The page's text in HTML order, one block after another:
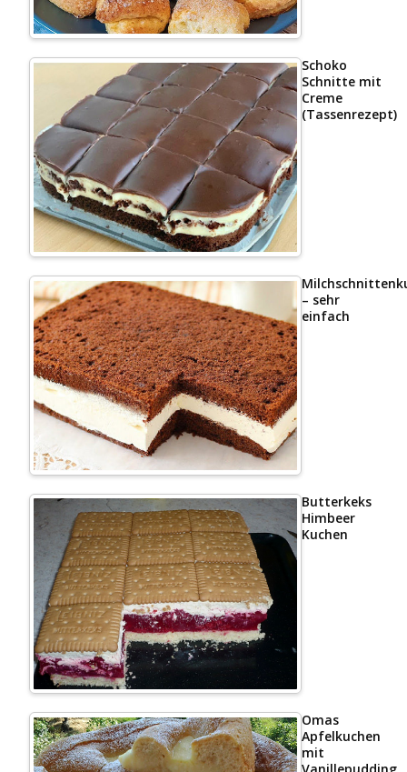
Schoko
Schnitte mit
Creme
(Tassenrezept)
– sehr
einfach
Butterkeks
Himbeer
Kuchen
Omas
Apfelkuchen
mit
Vanillepudding